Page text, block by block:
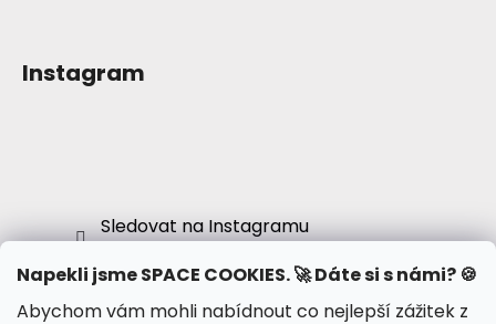
Napekli jsme SPACE COOKIES. 🚀 Dáte si s námi? 🍪
Abychom vám mohli nabídnout co nejlepší zážitek z
Instagram
Sledovat na Instagramu